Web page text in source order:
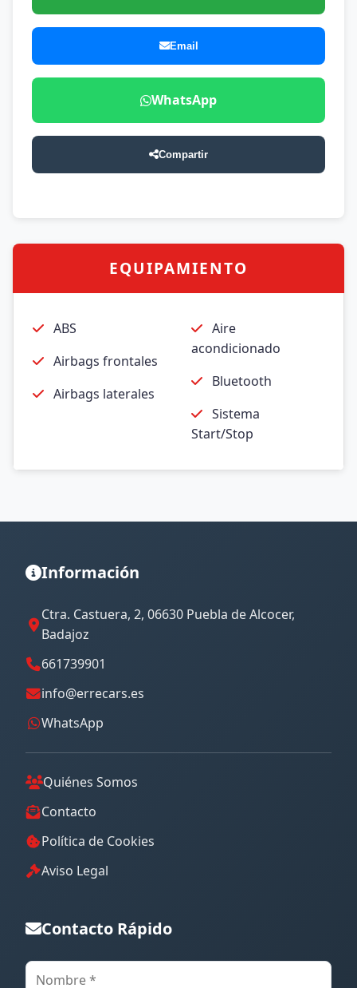
Email
WhatsApp
Compartir
EQUIPAMIENTO
ABS
Airbags frontales
Airbags laterales
acondicionado
Bluetooth
Start/Stop
Información
Ctra. Castuera, 2, 06630 Puebla de Alcocer,
Badajoz
661739901
info@errecars.es
WhatsApp
Quiénes Somos
Contacto
Política de Cookies
Aviso Legal
Contacto Rápido